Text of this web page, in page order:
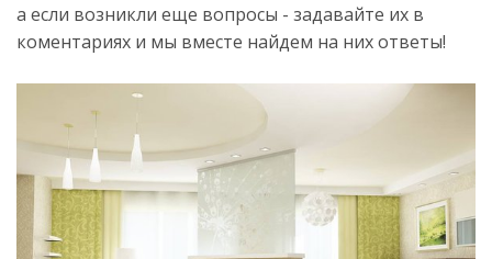
а если возникли еще вопросы - задавайте их в
коментариях и мы вместе найдем на них ответы!